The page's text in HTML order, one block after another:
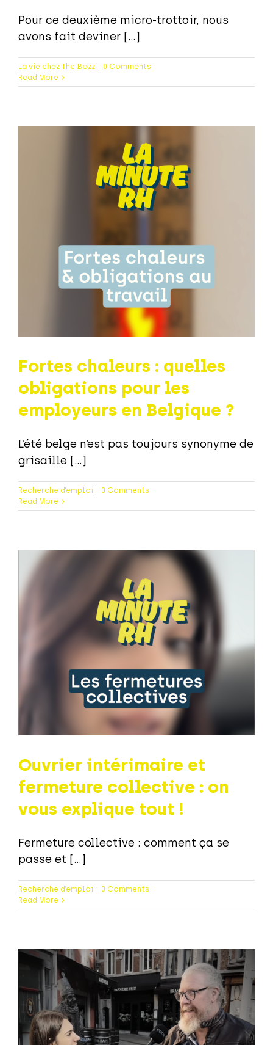
Pour ce deuxième micro-trottoir, nous
avons fait deviner [...]
La vie chez The Bozz
0 Comments
Read More
Fortes chaleurs : quelles
obligations pour les
employeurs en Belgique ?
L’été belge n’est pas toujours synonyme de
grisaille [...]
Recherche d’emploi
0 Comments
Read More
Ouvrier intérimaire et
fermeture collective : on
vous explique tout !
Fermeture collective : comment ça se
passe et [...]
Recherche d’emploi
0 Comments
Read More